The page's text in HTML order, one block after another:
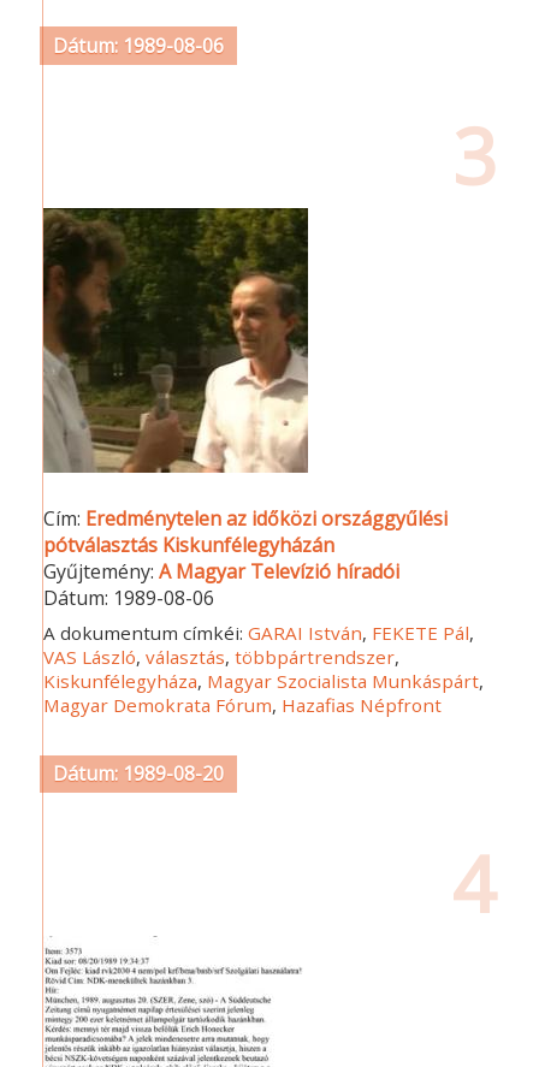
Dátum: 1989-08-06
3
Cím: Eredménytelen az időközi országgyűlési
pótválasztás Kiskunfélegyházán
Gyűjtemény:A Magyar Televízió híradói
Dátum: 1989-08-06
A dokumentum címkéi:GARAI István, FEKETE Pál,
VAS László,választás,többpártrendszer,
Kiskunfélegyháza, Magyar Szocialista Munkáspárt,
Magyar Demokrata Fórum, Hazafias Népfront
Dátum: 1989-08-20
4